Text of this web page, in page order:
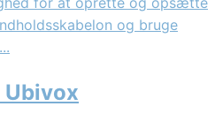
og bruge